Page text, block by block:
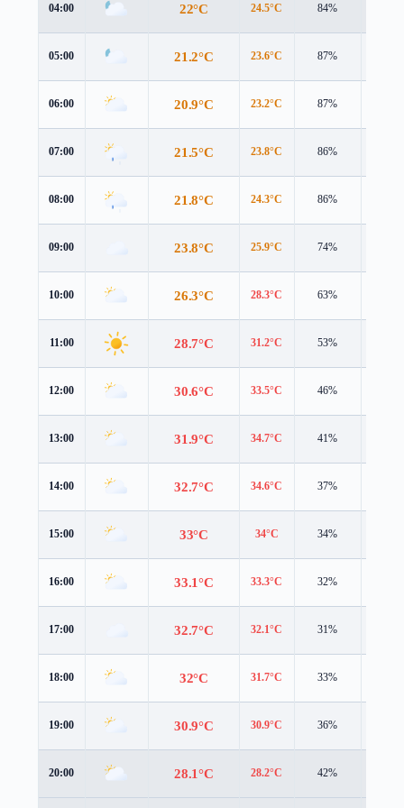
04:00 22°C 24.5°C 84%
05:00 21.2°C 23.6°C 87%
06:00 20.9°C 23.2°C 87%
07:00 21.5°C 23.8°C 86%
08:00 21.8°C 24.3°C 86%
09:00 23.8°C 25.9°C 74%
10:00 26.3°C 28.3°C 63%
11:00 28.7°C 31.2°C 53%
12:00 30.6°C 33.5°C 46%
13:00 31.9°C 34.7°C 41%
14:00 32.7°C 34.6°C 37%
15:00 33°C 34°C 34%
16:00 33.1°C 33.3°C 32%
17:00 32.7°C 32.1°C 31%
18:00 32°C 31.7°C 33%
19:00 30.9°C 30.9°C 36%
20:00 28.1°C 28.2°C 42%